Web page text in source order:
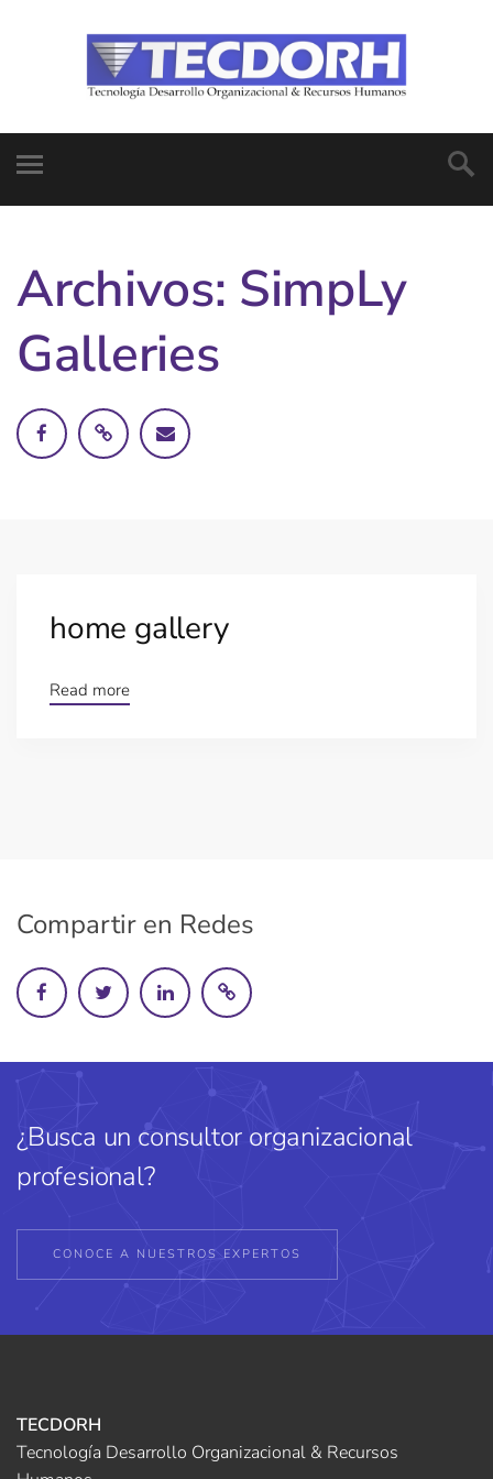
Archivos: SimpLy
Galleries
home gallery
Read more
Compartir en Redes
¿Busca un consultor organizacional
profesional?
CONOCE A NUESTROS EXPERTOS
TECDORH
Tecnología Desarrollo Organizacional & Recursos